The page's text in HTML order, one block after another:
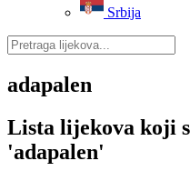
Srbija
adapalen
Lista lijekova koji
'adapalen'